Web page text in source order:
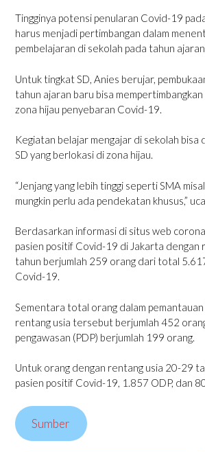
Tingginya potensi penularan Covid-19
harus menjadi pertimbangan dalam
pembelajaran di sekolah pada tahun
Untuk tingkat SD, Anies berujar,
tahun ajaran baru bisa
zona hijau penyebaran Covid-19.
Kegiatan belajar mengajar di sekolah bisa
SD yang berlokasi di zona hijau.
“Jenjang yang lebih tinggi seperti SMA
mungkin perlu ada pendekatan khusus,”
Berdasarkan informasi di situs web
pasien positif Covid-19 di Jakarta dengan
tahun berjumlah 259 orang dari total
Covid-19.
Sementara total orang dalam pemantauan
rentang usia tersebut berjumlah 452
pengawasan (PDP) berjumlah 199 orang.
Untuk orang dengan rentang usia 20-29
pasien positif Covid-19, 1.857 ODP, dan
Sumber